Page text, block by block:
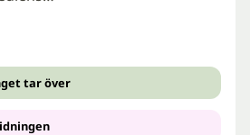
tar över